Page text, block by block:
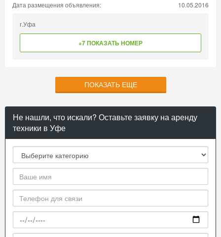
Дата размещения объявления: 10.05.2016
г.Уфа
+7 ПОКАЗАТЬ НОМЕР
ПОКАЗАТЬ ЕЩЕ
Не нашли, что искали? Оставьте заявку на аренду
техники в Уфе